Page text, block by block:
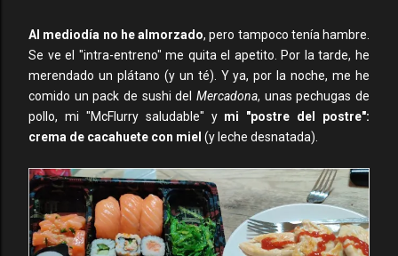
Al mediodía no he almorzado, pero tampoco tenía hambre.
Se ve el "intra-entreno" me quita el apetito. Por la tarde, he
merendado un plátano (y un té). Y ya, por la noche, me he
comido un pack de sushi del Mercadona, unas pechugas de
pollo, mi "McFlurry saludable" y mi "postre del postre":
crema de cacahuete con miel (y leche desnatada).